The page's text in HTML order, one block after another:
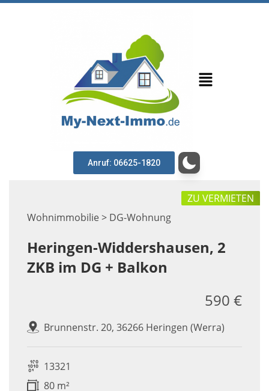
Anruf: 06625-1820
Wohnimmobilie > DG-Wohnung
ZU VERMIETEN
Heringen-Widdershausen, 2
ZKB im DG + Balkon
Brunnenstr. 20, 36266 Heringen (Werra)
590 €
13321
80 m²